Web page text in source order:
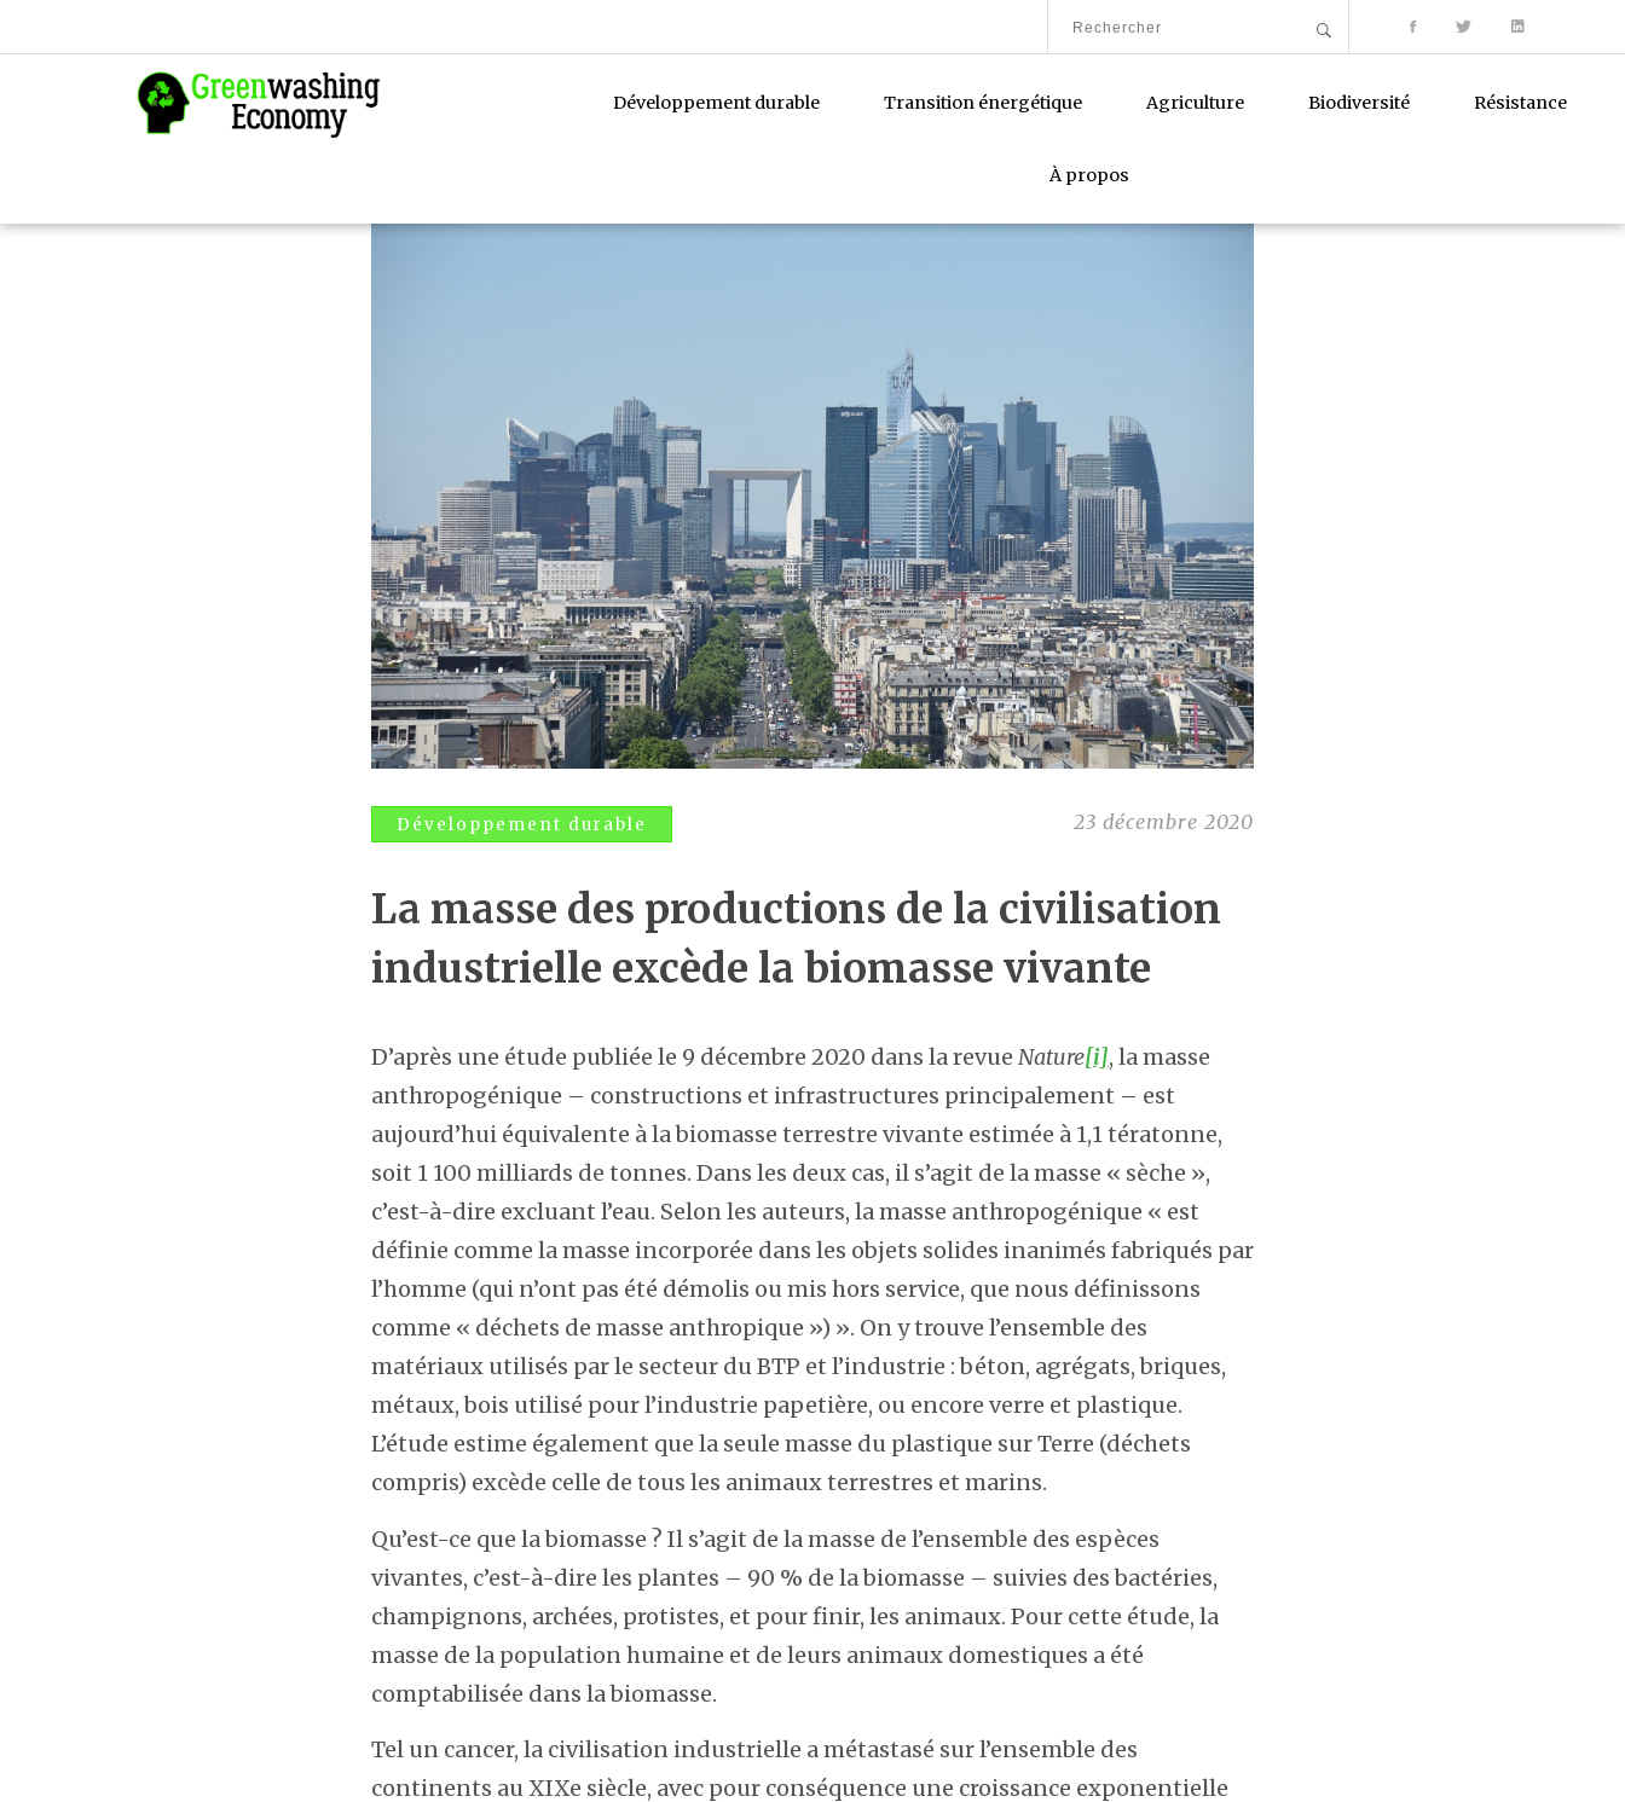
Développement durable Transition énergétique Agriculture Biodiversité Résistance
À propos
Développement durable 23 décembre 2020
La masse des productions de la civilisation
industrielle excède la biomasse vivante
D’après une étude publiée le 9 décembre 2020 dans la revue Nature[i], la masse
anthropogénique – constructions et infrastructures principalement – est
aujourd’hui équivalente à la biomasse terrestre vivante estimée à 1,1 tératonne,
soit 1 100 milliards de tonnes. Dans les deux cas, il s’agit de la masse « sèche »,
c’est-à-dire excluant l’eau. Selon les auteurs, la masse anthropogénique « est
définie comme la masse incorporée dans les objets solides inanimés fabriqués par
l’homme (qui n’ont pas été démolis ou mis hors service, que nous définissons
comme « déchets de masse anthropique ») ». On y trouve l’ensemble des
matériaux utilisés par le secteur du BTP et l’industrie : béton, agrégats, briques,
métaux, bois utilisé pour l’industrie papetière, ou encore verre et plastique.
L’étude estime également que la seule masse du plastique sur Terre (déchets
compris) excède celle de tous les animaux terrestres et marins.
Qu’est-ce que la biomasse ? Il s’agit de la masse de l’ensemble des espèces
vivantes, c’est-à-dire les plantes – 90 % de la biomasse – suivies des bactéries,
champignons, archées, protistes, et pour finir, les animaux. Pour cette étude, la
masse de la population humaine et de leurs animaux domestiques a été
comptabilisée dans la biomasse.
Tel un cancer, la civilisation industrielle a métastasé sur l’ensemble des
continents au XIXe siècle, avec pour conséquence une croissance exponentielle